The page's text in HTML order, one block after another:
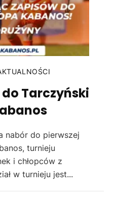
Tarczyński
nabór do pierwszej
turnieju
i chłopców z
w turnieju jest...